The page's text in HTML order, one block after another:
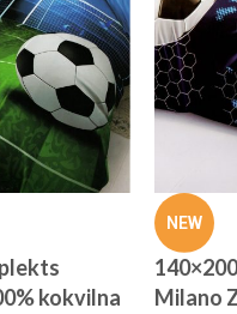
kokvilna
NEW
Milano